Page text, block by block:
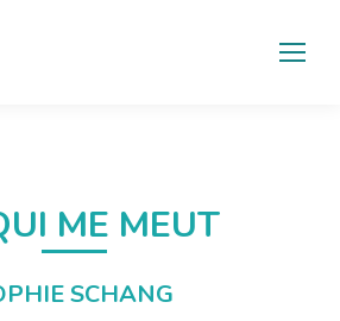
ME MEUT
SCHANG